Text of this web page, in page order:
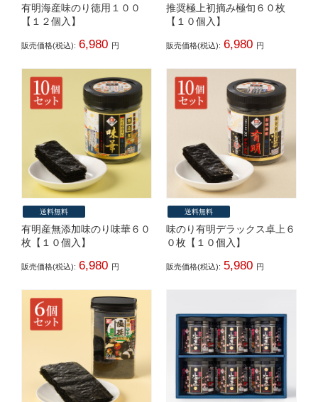
有明海産味のり徳用１００
【１２個入】
販売価格(税込): 6,980 円
推奨極上初摘み極旬６０枚
【１０個入】
販売価格(税込): 6,980 円
送料無料
有明産無添加味のり味華６０
枚【１０個入】
販売価格(税込): 6,980 円
送料無料
味のり有明デラックス卓上６
０枚【１０個入】
販売価格(税込): 5,980 円